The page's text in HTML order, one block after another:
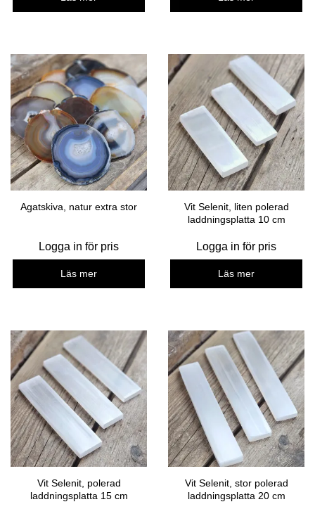
Agatskiva, natur extra stor
Logga in för pris
Läs mer
Vit Selenit, liten polerad
laddningsplatta 10 cm
Logga in för pris
Läs mer
Vit Selenit, polerad
laddningsplatta 15 cm
Vit Selenit, stor polerad
laddningsplatta 20 cm